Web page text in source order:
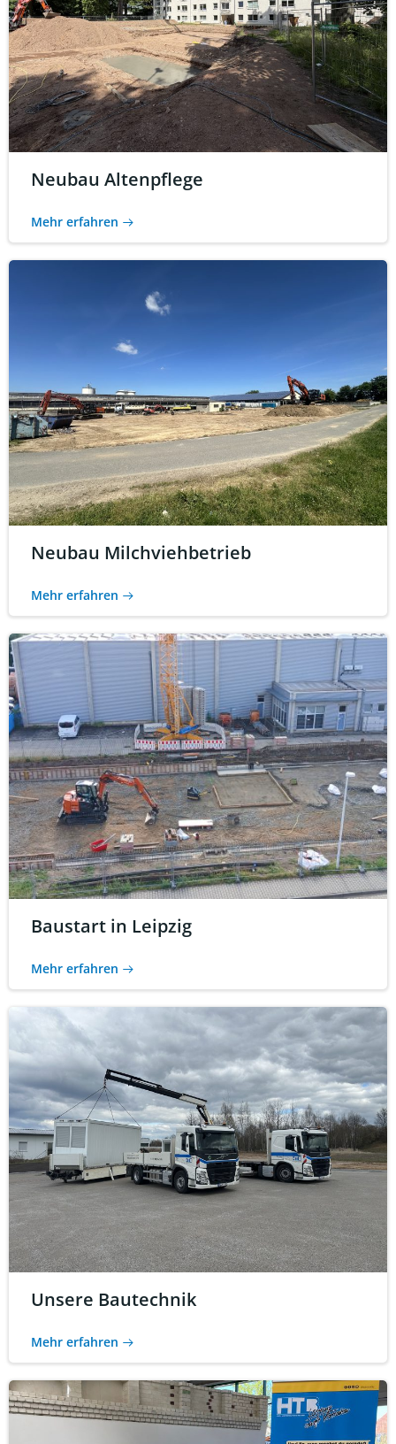
Neubau Altenpflege
Mehr erfahren
Neubau Milchviehbetrieb
Mehr erfahren
Baustart in Leipzig
Mehr erfahren
Unsere Bautechnik
Mehr erfahren